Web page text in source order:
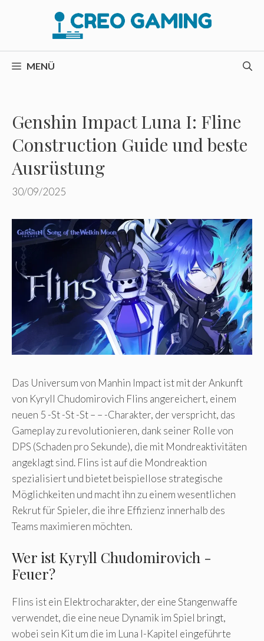
MENÜ
Genshin Impact Luna I: Fline
Construction Guide und beste
Ausrüstung
30/09/2025
Das Universum von Manhin Impact ist mit der Ankunft
von Kyryll Chudomirovich Flins angereichert, einem
neuen 5 -St -St -St – – -Charakter, der verspricht, das
Gameplay zu revolutionieren, dank seiner Rolle von
DPS (Schaden pro Sekunde), die mit Mondreaktivitäten
angeklagt sind. Flins ist auf die Mondreaktion
spezialisiert und bietet beispiellose strategische
Möglichkeiten und macht ihn zu einem wesentlichen
Rekrut für Spieler, die ihre Effizienz innerhalb des
Teams maximieren möchten.
Wer ist Kyryll Chudomirovich -
Feuer?
Flins ist ein Elektrocharakter, der eine Stangenwaffe
verwendet, die eine neue Dynamik im Spiel bringt,
wobei sein Kit um die im Luna I-Kapitel eingeführte